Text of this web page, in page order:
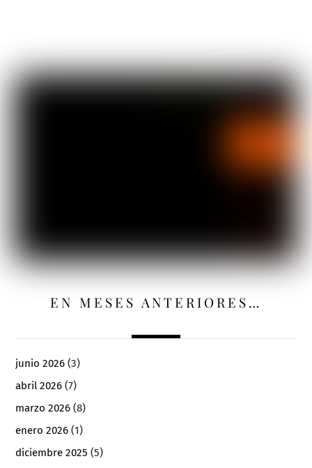
EN MESES ANTERIORES…
junio 2026 (3)
abril 2026 (7)
marzo 2026 (8)
enero 2026 (1)
diciembre 2025 (5)